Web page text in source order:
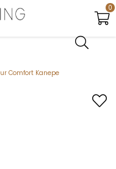
0
Comfort Kanepe